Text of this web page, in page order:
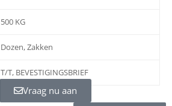
500 KG
Dozen, Zakken
T/T, BEVESTIGINGSBRIEF
Vraag nu aan